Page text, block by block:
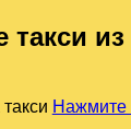
такси
Нажмите